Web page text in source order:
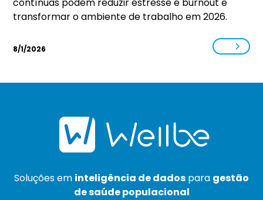
contínuas podem reduzir estresse e burnout e
transformar o ambiente de trabalho em 2026.
8/1/2026
Soluções em inteligência de dados para gestão
de saúde populacional